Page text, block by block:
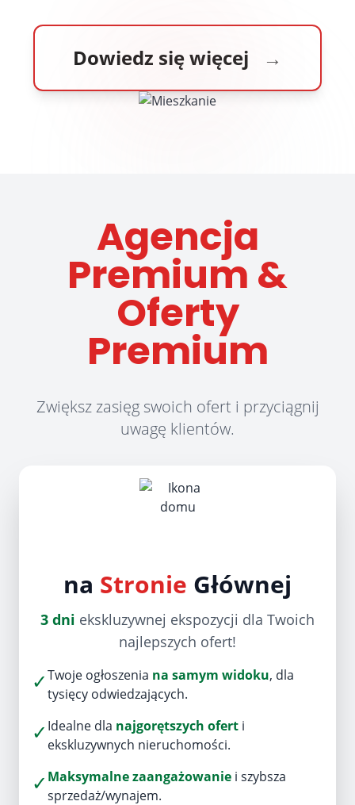
Dowiedz się więcej →
Agencja
Premium &
Oferty
Premium
Zwiększ zasięg swoich ofert i przyciągnij
uwagę klientów.
na Stronie Głównej
3 dni ekskluzywnej ekspozycji dla Twoich
najlepszych ofert!
✓Twoje ogłoszenia na samym widoku, dla
tysięcy odwiedzających.
✓ Idealne dla najgorętszych ofert i
ekskluzywnych nieruchomości.
✓ Maksymalne zaangażowanie i szybsza
sprzedaż/wynajem.